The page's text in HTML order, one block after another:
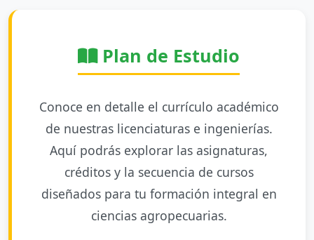
Plan de Estudio
Conoce en detalle el currículo académico
de nuestras licenciaturas e ingenierías.
Aquí podrás explorar las asignaturas,
créditos y la secuencia de cursos
diseñados para tu formación integral en
ciencias agropecuarias.